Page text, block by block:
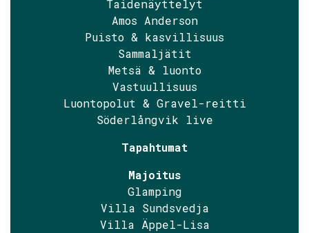
Taidenäyttelyt
Amos Anderson
Puisto & kasvillisuus
Sammaljätit
Metsä & luonto
Vastuullisuus
Luontopolut & Gravel-reitti
Söderlångvik live
Tapahtumat
Majoitus
Glamping
Villa Sundsvedja
Villa Äppel-Lisa